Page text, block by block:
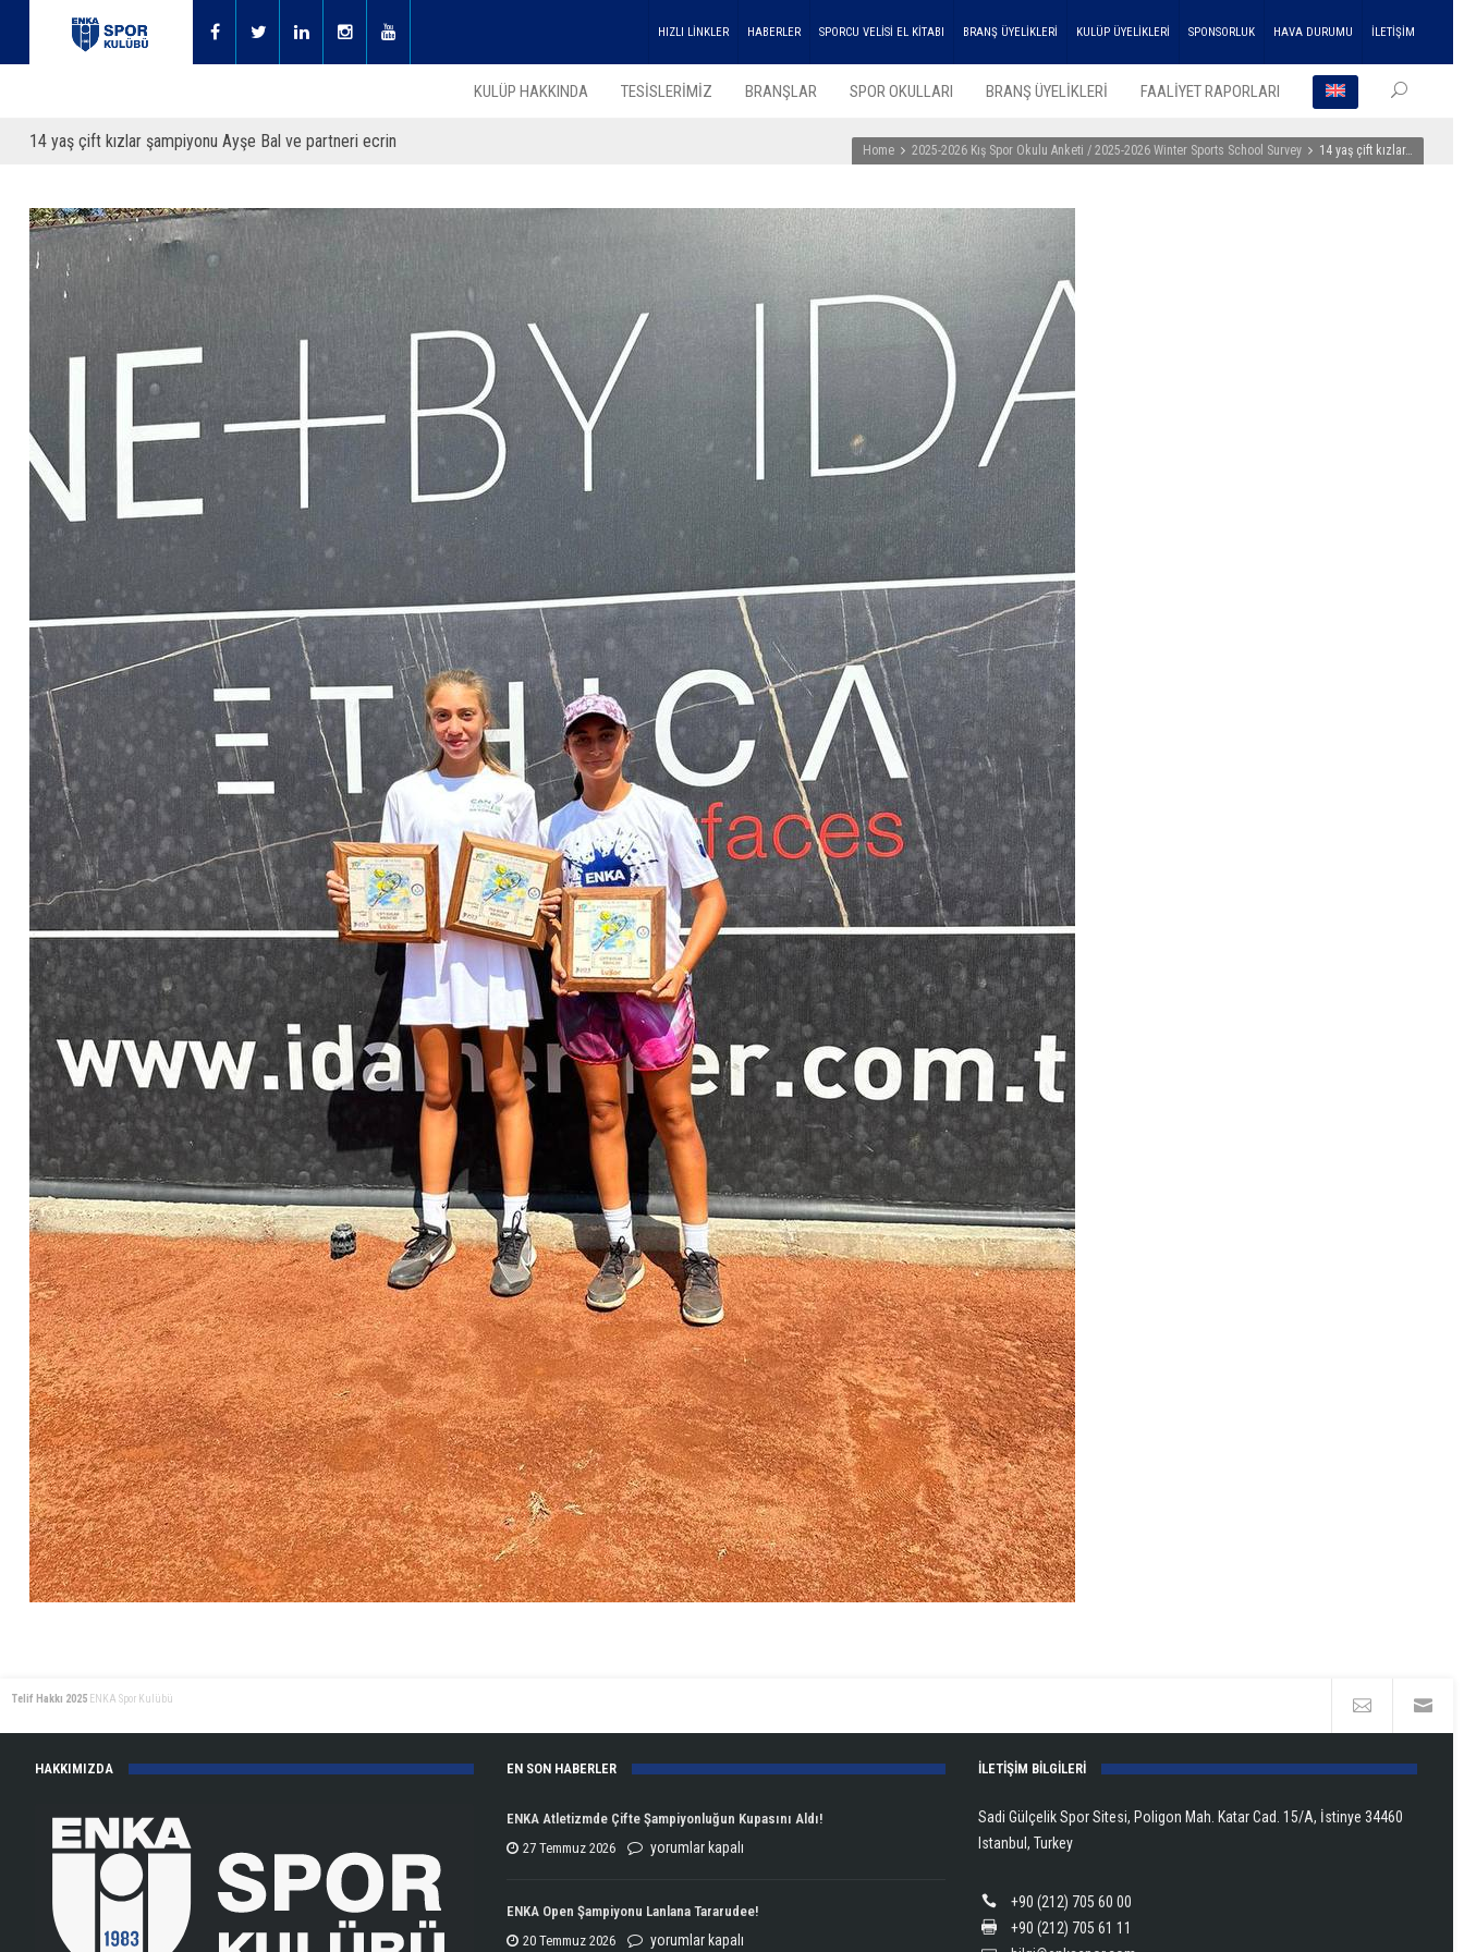
HIZLI LİNKLER HABERLER SPORCU VELİSİ EL KİTABI BRANŞ ÜYELİKLERİ KULÜP ÜYELİKLERİ SPONSORLUK HAVA DURUMU İLETİŞİM
KULÜP HAKKINDA TESİSLERİMİZ BRANŞLAR SPOR OKULLARI BRANŞ ÜYELİKLERİ FAALİYET RAPORLARI
14 yaş çift kızlar şampiyonu Ayşe Bal ve partneri ecrin Home 2025-2026 Kış Spor Okulu Anketi / 2025-2026 Winter Sports School Survey 14 yaş çift kızlar…
Telif Hakkı 2025 ENKA Spor Kulübü
HAKKIMIZDA EN SON HABERLER
ENKA Atletizmde Çifte Şampiyonluğun Kupasını Aldı!
27 Temmuz 2026
ENKA
Çifte
Şampiyonluğun
yorumlar kapalı
ENKA Open Şampiyonu Lanlana Tararudee!
20 Temmuz 2026
ENKA
yorumlar kapalı
İLETİŞİM BİLGİLERİ
Sadi Gülçelik Spor Sitesi, Poligon Mah. Katar Cad. 15/A, İstinye 34460
Istanbul, Turkey
+90 (212) 705 60 00
+90 (212) 705 61 11